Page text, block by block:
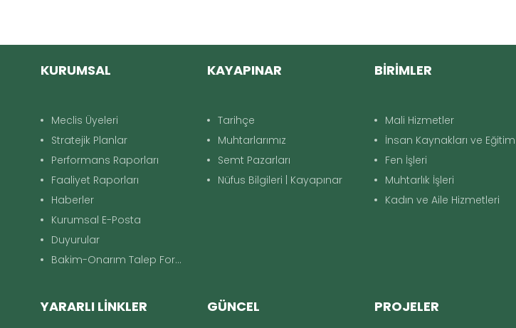
KURUMSAL
Meclis Üyeleri
Stratejik Planlar
Performans Raporları
Faaliyet Raporları
Haberler
Kurumsal E-Posta
Duyurular
Bakim-Onarım Talep Formu
KAYAPINAR
Tarihçe
Muhtarlarımız
Semt Pazarları
Nüfus Bilgileri | Kayapınar
BİRİMLER
Mali Hizmetler
İnsan Kaynakları ve Eğitim
Fen İşleri
Muhtarlık İşleri
Kadın ve Aile Hizmetleri
YARARLI LİNKLER GÜNCEL PROJELER